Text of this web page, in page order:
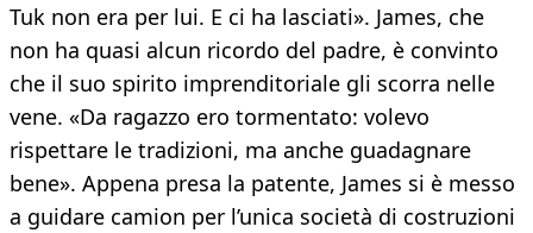
Tuk non era per lui. E ci ha lasciati». James, che
non ha quasi alcun ricordo del padre, è convinto
che il suo spirito imprenditoriale gli scorra nelle
vene. «Da ragazzo ero tormentato: volevo
rispettare le tradizioni, ma anche guadagnare
bene». Appena presa la patente, James si è messo
a guidare camion per l’unica società di costruzioni